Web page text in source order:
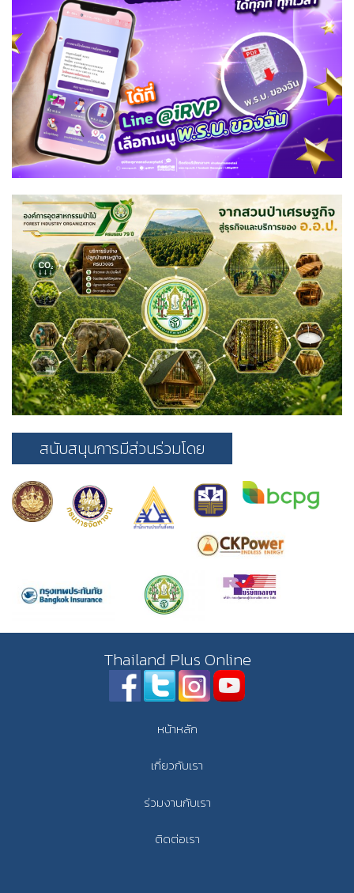
สนับสนุนการมีส่วนร่วมโดย
Thailand Plus Online
หน้าหลัก
เกี่ยวกับเรา
ร่วมงานกับเรา
ติดต่อเรา